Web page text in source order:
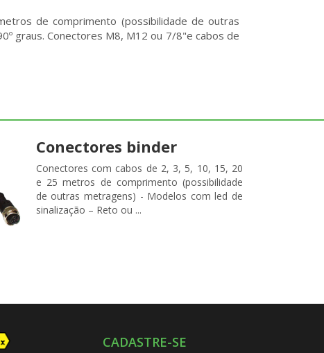
de comprimento (possibilidade de outras
graus. Conectores M8, M12 ou 7/8"e cabos de
Conectores binder
Conectores com cabos de 2, 3, 5, 10, 15, 20
e 25 metros de comprimento (possibilidade
de outras metragens) - Modelos com led de
sinalização – Reto ou ...
CADASTRE-SE